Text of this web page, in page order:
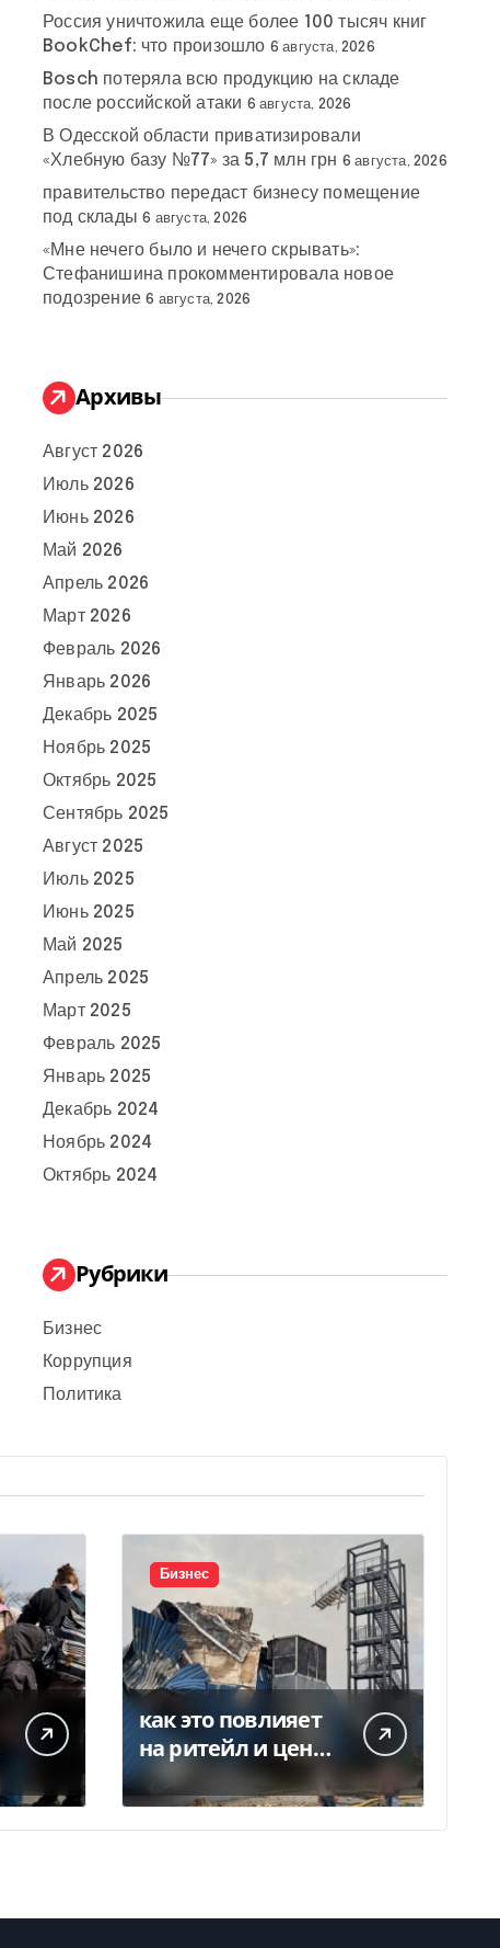
Россия уничтожила еще более 100 тысяч книг
BookChef: что произошло 6 августа, 2026
Bosch потеряла всю продукцию на складе
после российской атаки 6 августа, 2026
В Одесской области приватизировали
«Хлебную базу №77» за 5,7 млн грн 6 августа, 2026
правительство передаст бизнесу помещение
под склады 6 августа, 2026
«Мне нечего было и нечего скрывать»:
Стефанишина прокомментировала новое
подозрение 6 августа, 2026
Архивы
Август 2026
Июль 2026
Июнь 2026
Май 2026
Апрель 2026
Март 2026
Февраль 2026
Январь 2026
Декабрь 2025
Ноябрь 2025
Октябрь 2025
Сентябрь 2025
Август 2025
Июль 2025
Июнь 2025
Май 2025
Апрель 2025
Март 2025
Февраль 2025
Январь 2025
Декабрь 2024
Ноябрь 2024
Октябрь 2024
Рубрики
Бизнес
Коррупция
Политика
Бизнес
как это повлияет
на ритейл и цены
— Delo.ua